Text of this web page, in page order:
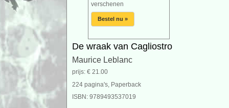
verschenen
Bestel nu »
De wraak van Cagliostro
Maurice Leblanc
prijs: € 21.00
224 pagina's, Paperback
ISBN: 9789493537019